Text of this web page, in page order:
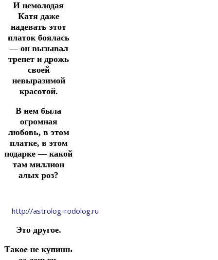
И немолодая
Катя даже
надевать этот
платок боялась
— он вызывал
трепет и дрожь
своей
невыразимой
красотой.
В нем была
огромная
любовь, в этом
платке, в этом
подарке — какой
там миллион
алых роз?
http://astrolog-rodolog.ru
Это другое.
Такое не купишь